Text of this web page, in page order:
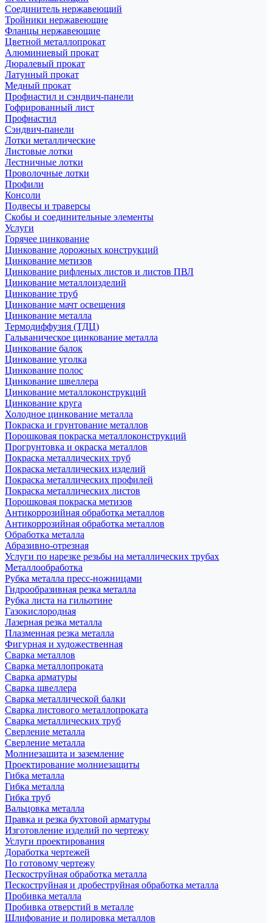
Соединитель нержавеющий
Тройники нержавеющие
Фланцы нержавеющие
Цветной металлопрокат
Алюминиевый прокат
Дюралевый прокат
Латунный прокат
Медный прокат
Профнастил и сэндвич-панели
Гофрированный лист
Профнастил
Сэндвич-панели
Лотки металлические
Листовые лотки
Лестничные лотки
Проволочные лотки
Профили
Консоли
Подвесы и траверсы
Скобы и соединительные элементы
Услуги
Горячее цинкование
Цинкование дорожных конструкций
Цинкование метизов
Цинкование рифленых листов и листов ПВЛ
Цинкование металлоизделий
Цинкование труб
Цинкование мачт освещения
Цинкование металла
Термодиффузия (ТДЦ)
Гальваническое цинкование металла
Цинкование балок
Цинкование уголка
Цинкование полос
Цинкование швеллера
Цинкование металлоконструкций
Цинкование круга
Холодное цинкование металла
Покраска и грунтование металлов
Порошковая покраска металлоконструкций
Прогрунтовка и окраска металлов
Покраска металлических труб
Покраска металлических изделий
Покраска металлических профилей
Покраска металлических листов
Порошковая покраска метизов
Антикоррозийная обработка металлов
Антикоррозийная обработка металлов
Обработка металла
Абразивно-отрезная
Услуги по нарезке резьбы на металлических трубах
Металлообработка
Рубка металла пресс-ножницами
Гидрообразивная резка металла
Рубка листа на гильотине
Газокислородная
Лазерная резка металла
Плазменная резка металла
Фигурная и художественная
Сварка металлов
Сварка металлопроката
Сварка арматуры
Сварка швеллера
Сварка металлической балки
Сварка листового металлопроката
Сварка металлических труб
Сверление металла
Сверление металла
Молниезащита и заземление
Проектирование молниезащиты
Гибка металла
Гибка металла
Гибка труб
Вальцовка металла
Правка и резка бухтовой арматуры
Изготовление изделий по чертежу
Услуги проектирования
Доработка чертежей
По готовому чертежу
Пескоструйная обработка металла
Пескоструйная и дробеструйная обработка металла
Пробивка металла
Пробивка отверстий в металле
Шлифование и полировка металлов